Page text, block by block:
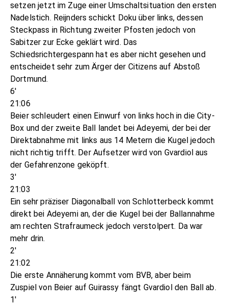
setzen jetzt im Zuge einer Umschaltsituation den ersten
Nadelstich. Reijnders schickt Doku über links, dessen
Steckpass in Richtung zweiter Pfosten jedoch von
Sabitzer zur Ecke geklärt wird. Das
Schiedsrichtergespann hat es aber nicht gesehen und
entscheidet sehr zum Ärger der Citizens auf Abstoß
Dortmund.
6'
21:06
Beier schleudert einen Einwurf von links hoch in die City-
Box und der zweite Ball landet bei Adeyemi, der bei der
Direktabnahme mit links aus 14 Metern die Kugel jedoch
nicht richtig trifft. Der Aufsetzer wird von Gvardiol aus
der Gefahrenzone geköpft.
3'
21:03
Ein sehr präziser Diagonalball von Schlotterbeck kommt
direkt bei Adeyemi an, der die Kugel bei der Ballannahme
am rechten Strafraumeck jedoch verstolpert. Da war
mehr drin.
2'
21:02
Die erste Annäherung kommt vom BVB, aber beim
Zuspiel von Beier auf Guirassy fängt Gvardiol den Ball ab.
1'